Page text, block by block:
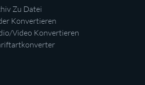
Zu Datei
Konvertieren
Video Konvertieren